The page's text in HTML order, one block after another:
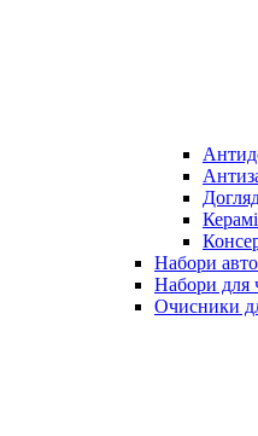
Набори
Набори для
Очисники